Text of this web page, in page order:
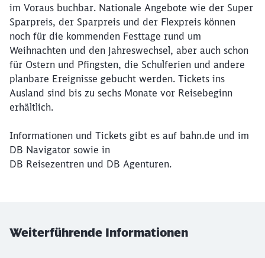
im Voraus buchbar. Nationale Angebote wie der Super
Sparpreis, der Sparpreis und der Flexpreis können
noch für die kommenden Festtage rund um
Weihnachten und den Jahreswechsel, aber auch schon
für Ostern und Pfingsten, die Schulferien und andere
planbare Ereignisse gebucht werden. Tickets ins
Ausland sind bis zu sechs Monate vor Reisebeginn
erhältlich.
Informationen und Tickets gibt es auf bahn.de und im
DB Navigator sowie in
DB Reisezentren und DB Agenturen.
Weiterführende Informationen